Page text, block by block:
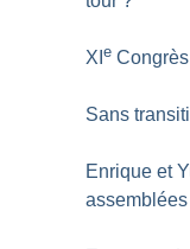
XIe
Sans
Enrique et